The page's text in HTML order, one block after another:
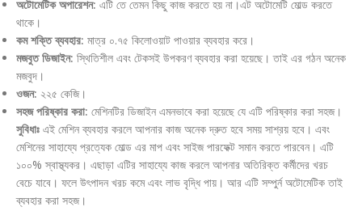
অটোমেটিক অপারেশন: এটি তে তেমন কিছু কাজ করতে হয় না।এট অটোমেটি মোল্ড করতে
থাকে।
কম শক্তি ব্যবহার: মাত্র ০.৭৫ কিলোওয়াট পাওয়ার ব্যবহার করে।
মজবুত ডিজাইন: স্থিতিশীল এবং টেকসই উপকরণ ব্যবহার করা হয়েছে। তাই এর গঠন অনেক
মজবুদ।
ওজন: ২২৫ কেজি।
সহজ পরিষ্কার করা: মেশিনটির ডিজাইন এমনভাবে করা হয়েছে যে এটি পরিষ্কার করা সহজ।
সুবিধাঃ এই মেশিন ব্যবহার করলে আপনার কাজ অনেক দ্রুত হবে সময় সাশ্রয় হবে। এবং
মেশিনের সাহায্যে প্রত্যেক মোল্ড এর মাপ এবং সাইজ পারফেক্ট সমান করতে পারবেন। এটি
১০০% স্বাস্থ্যকর। এছাড়া এটির সাহায্যে কাজ করলে আপনার অতিরিক্ত কর্মীদের খরচ
বেচে যাবে। ফলে উৎপাদন খরচ কমে এবং লাভ বৃদ্ধি পায়। আর এটি সম্পুর্ন অটোমেটিক তাই
ব্যবহার করা সহজ।